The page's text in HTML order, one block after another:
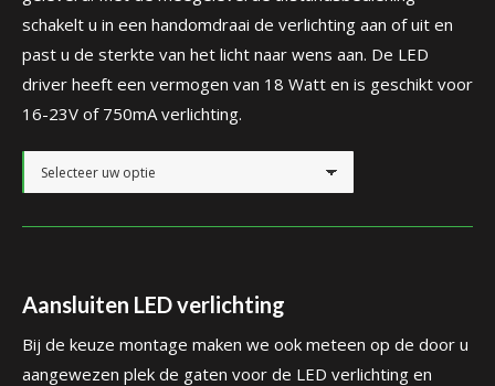
schakelt u in een handomdraai de verlichting aan of uit en
past u de sterkte van het licht naar wens aan. De LED
driver heeft een vermogen van 18 Watt en is geschikt voor
16-23V of 750mA verlichting.
Aansluiten LED verlichting
Bij de keuze montage maken we ook meteen op de door u
aangewezen plek de gaten voor de LED verlichting en